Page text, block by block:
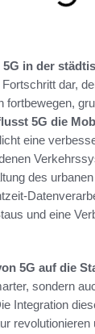
5G in der
dar,
fortbewegen,
5G die
eine
des
und eine
5G auf die
sondern
Integration
revolutionieren